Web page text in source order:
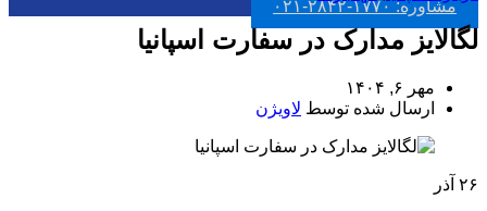
مشاوره: ۱۷۷۰-۲۸۴۲-۰۲۱
لگالایز مدارک در سفارت اسپانیا
مهر ۶, ۱۴۰۴
ارسال شده توسط لاویژن
۲۶ آذر